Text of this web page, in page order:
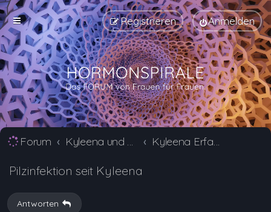
Anmelden
Registrieren
Forum Kyleena und Jaydess Erfahrungsberichte und Nebenwirkungen Kyleena Erfahrungsberichte und Nebenwirkungen
Pilzinfektion seit Kyleena
Antworten